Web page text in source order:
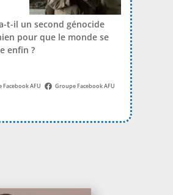
t-il un second génocide
pour que le monde se
enfin ?
Facebook AFU Groupe Facebook AFU